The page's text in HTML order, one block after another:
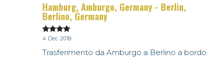
Hamburg, Amburgo, Germany - Berlin,
Berlino, Germany
4 Dec 2018
Trasferimento da Amburgo a Berlino a bordo